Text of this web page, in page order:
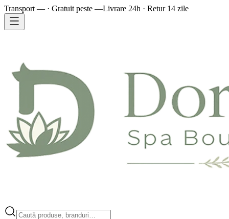
Transport — · Gratuit peste —Livrare 24h · Retur 14 zile